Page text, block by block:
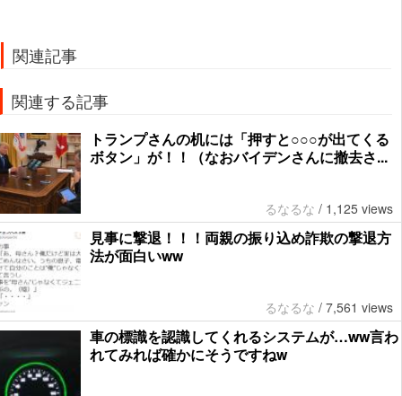
関連記事
関連する記事
トランプさんの机には「押すと○○○が出てくる
ボタン」が！！（なおバイデンさんに撤去さ...
るなるな / 1,125 views
見事に撃退！！！両親の振り込め詐欺の撃退方
法が面白いww
るなるな / 7,561 views
車の標識を認識してくれるシステムが…ww言わ
れてみれば確かにそうですねw